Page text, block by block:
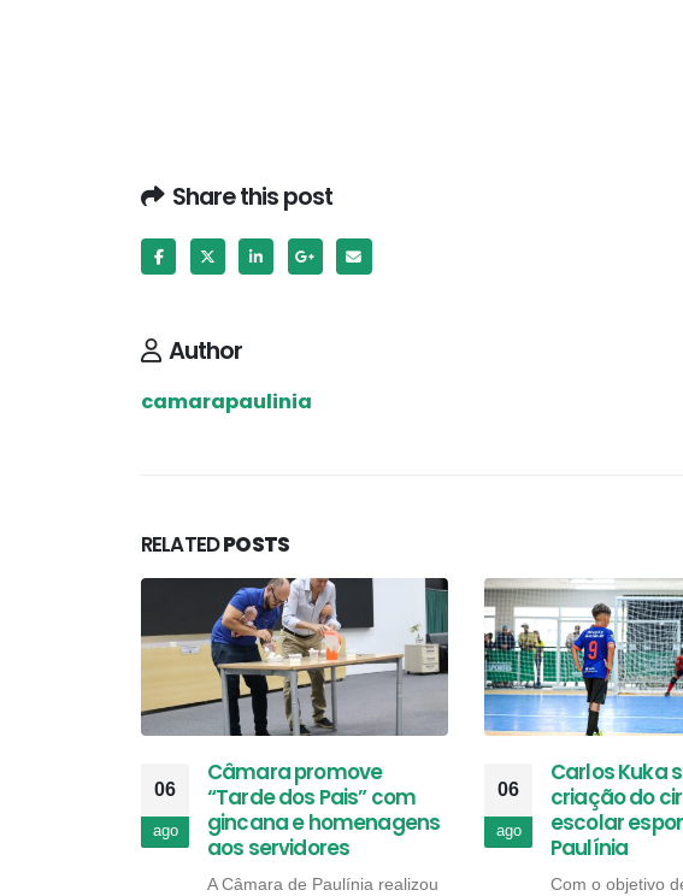
Share this post
Author
camarapaulinia
RELATEDPOSTS
06
ago
Câmara promove
“Tarde dos Pais” com
gincana e homenagens
aos servidores
A Câmara de Paulínia realizou
06
ago
Carlos Kuka
criação do
escolar
Paulínia
Com o objetivo